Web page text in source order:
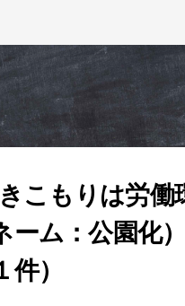
こもりは労働
ーム：公園化
）